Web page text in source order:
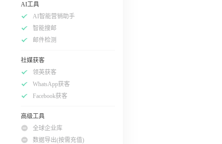
AI工具
AI智能营销助手
智能搜邮
邮件检测
社媒获客
领英获客
WhatsApp获客
Facebook获客
高级工具
全球企业库
数据导出(按需充值)